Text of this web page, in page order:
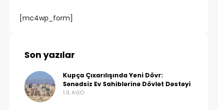
[mc4wp_form]
Son yazılar
Kupça Çıxarılışında Yeni Dövr:
Sənədsiz Ev Sahiblərinə Dövlət Dəstəyi
1 IL AGO